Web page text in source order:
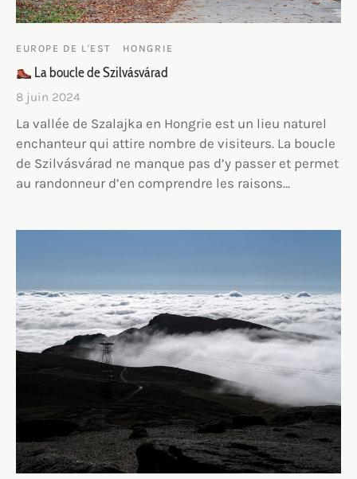
EUROPE DE L'EST HONGRIE
La boucle de Szilvásvárad
8 juin 2024
La vallée de Szalajka en Hongrie est un lieu naturel
enchanteur qui attire nombre de visiteurs. La boucle
de Szilvásvárad ne manque pas d’y passer et permet
au randonneur d’en comprendre les raisons…